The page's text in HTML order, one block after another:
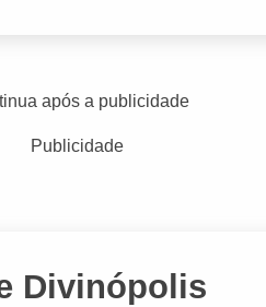
após a publicidade
Publicidade
Divinópolis